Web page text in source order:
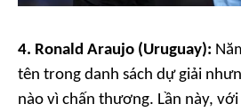
4. Ronald Araujo (Uruguay):
tên trong danh sách dự giải
nào vì chấn thương. Lần này,